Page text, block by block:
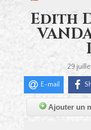
Edith
29
E-mail
Ajouter un